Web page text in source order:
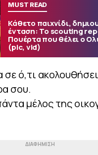
MUST READ
Κάθετο παιχνίδι,
ένταση: Το scouting
Πουέρτα που θέλει ο
(pic, vid)
σε ό,τι
σου.
μέλος της